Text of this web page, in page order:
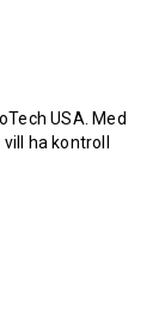
USA. Med
ha kontroll